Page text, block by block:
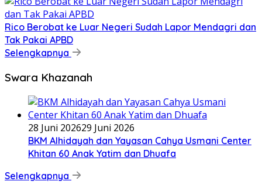
Rico Berobat ke Luar Negeri Sudah Lapor Mendagri dan
Tak Pakai APBD
Selengkapnya
Swara Khazanah
28 Juni 202629 Juni 2026
BKM Alhidayah dan Yayasan Cahya Usmani Center
Khitan 60 Anak Yatim dan Dhuafa
Selengkapnya